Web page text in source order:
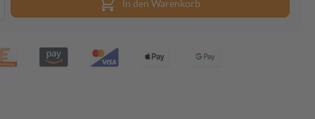
In den Warenkorb